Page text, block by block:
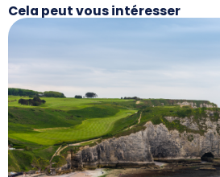
Cela peut vous intéresser